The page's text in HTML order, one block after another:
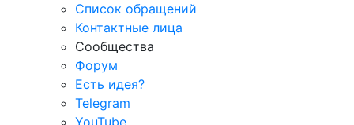
Список обращений
Контактные лица
Сообщества
Форум
Есть идея?
Telegram